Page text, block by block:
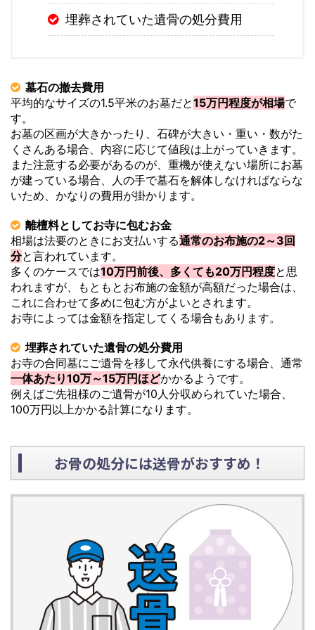
埋葬されていた遺骨の処分費用
墓石の撤去費用
平均的なサイズの1.5平米のお墓だと15万円程度が相場で
す。
お墓の区画が大きかったり、石碑が大きい・重い・数がた
くさんある場合、内容に応じて値段は上がっていきます。
また注意する必要があるのが、重機が使えない場所にお墓
が建っている場合、人の手で墓石を解体しなければならな
いため、かなりの費用が掛かります。
離檀料としてお寺に包むお金
相場は法要のときにお支払いする通常のお布施の2～3回
分と言われています。
多くのケースでは10万円前後、多くても20万円程度と思
われますが、もともとお布施の金額が高額だった場合は、
これに合わせて多めに包む方がよいとされます。
お寺によっては金額を指定してくる場合もあります。
埋葬されていた遺骨の処分費用
お寺の合同墓にご遺骨を移して永代供養にする場合、通常
一体あたり10万～15万円ほどかかるようです。
例えばご先祖様のご遺骨が10人分収められていた場合、
100万円以上かかる計算になります。
お骨の処分には送骨がおすすめ！